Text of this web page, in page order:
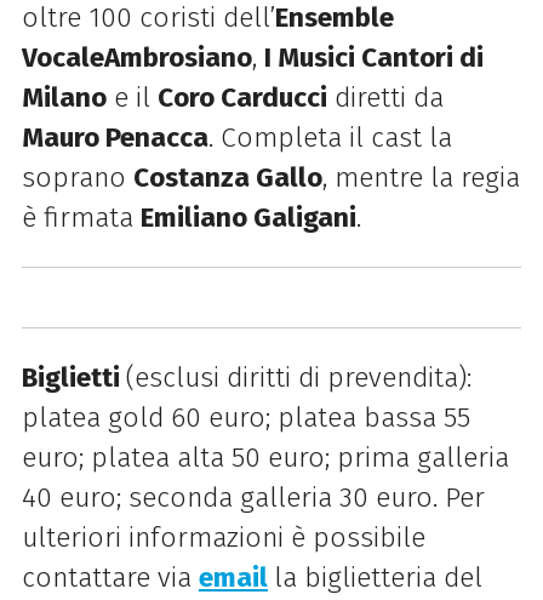
oltre 100 coristi dell’Ensemble
VocaleAmbrosiano, I Musici Cantori di
Milanoe il Coro Carducci diretti da
Mauro Penacca. Completa il cast la
soprano Costanza Gallo, mentre la regia
è firmata Emiliano Galigani.
Biglietti (esclusi diritti di prevendita):
platea gold 60 euro; platea bassa 55
euro; platea alta 50 euro; prima galleria
40 euro; seconda galleria 30 euro. Per
ulteriori informazioni è possibile
contattare via email la biglietteria del